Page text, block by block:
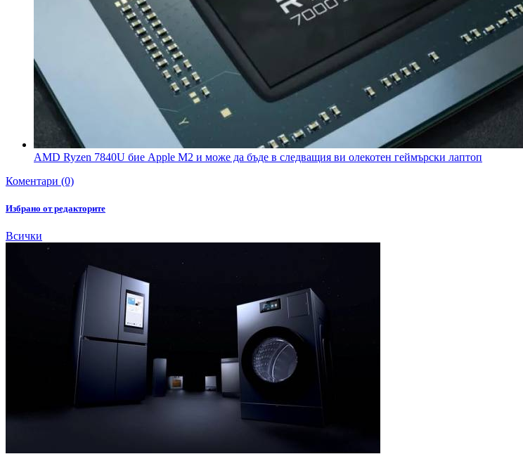
AMD Ryzen 7840U бие Apple M2 и може да бъде в следващия ви олекотен геймърски лаптоп
Коментари (0)
Избрано от редакторите
Всички